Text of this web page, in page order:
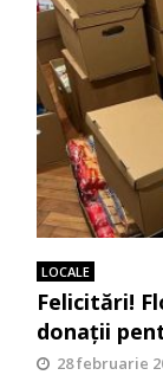
LOCALE
Felicitări!
donații
28 februarie